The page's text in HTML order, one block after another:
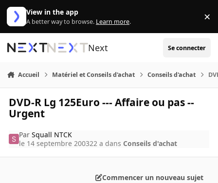
Aller au contenu
View in the app
A better way to browse. Learn more. ×
Next Se connecter
Accueil Matériel et Conseils d'achat Conseils d'achat
DVD-R Lg 125Euro --- Affaire ou pas --
Urgent
ParSquall NTCK
le 14 septembre 200322 a dans Conseils d'achat
Commencer un nouveau sujet